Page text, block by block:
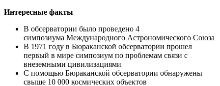
Интересные факты
В обсерватории было проведено 4
симпозиума Международного Астрономического Союза
В 1971 году в Бюраканской обсерватории прошел
первый в мире симпозиум по проблемам связи с
внеземными цивилизациями
С помощью Бюраканской обсерватории обнаружены
свыше 10 000 космических объектов